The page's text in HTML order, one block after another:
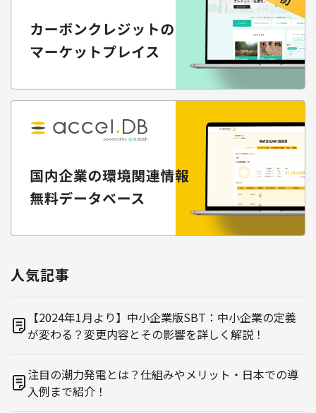
人気記事
【2024年1月より】中小企業版SBT：中小企業の定義
が変わる？変更内容とその影響を詳しく解説！
注目の潮力発電とは？仕組みやメリット・日本での導
入例まで紹介！